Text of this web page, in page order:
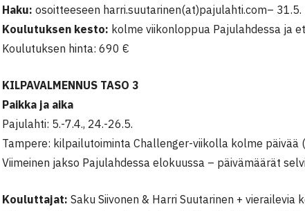
Haku: osoitteeseen harri.suutarinen(at)pajulahti.com– 31.5.
Koulutuksen kesto: kolme viikonloppua Pajulahdessa ja
Koulutuksen hinta: 690 €
KILPAVALMENNUS TASO 3
Paikka ja aika
Pajulahti: 5.-7.4., 24.-26.5.
Tampere: kilpailutoiminta Challenger-viikolla kolme päivää
Viimeinen jakso Pajulahdessa elokuussa – päivämäärät
Kouluttajat: Saku Siivonen & Harri Suutarinen + vierailevia